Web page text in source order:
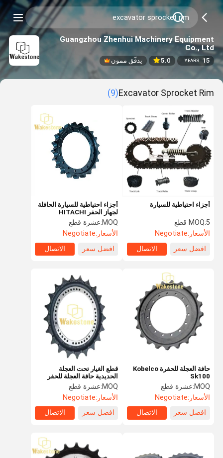
Guangzhou Zhenhui Machinery Equipment
Co., Ltd
15
YEARS
5.0 يدقّق ممون
Excavator Sprocket Rim
(9)
أجزاء احتياطية للسيارة الحافلة
لجهاز الحفر HITACHI
EX200-2
MOQ: عشرة قطع
الأسعار:Negotiate
افضل سعر
الاتصال
أجزاء احتياطية للسيارة
MOQ:5 قطع
الأسعار:Negotiate
افضل سعر
الاتصال
قطع الغيار تحت العجلة
الحديدية حافة العجلة للحفر
HITACHI EX220 EX300
EX300-1
MOQ: عشرة قطع
الأسعار:Negotiate
افضل سعر
الاتصال
حافة العجلة للحفرة Kobelco
Sk100
MOQ: عشرة قطع
الأسعار:Negotiate
افضل سعر
الاتصال